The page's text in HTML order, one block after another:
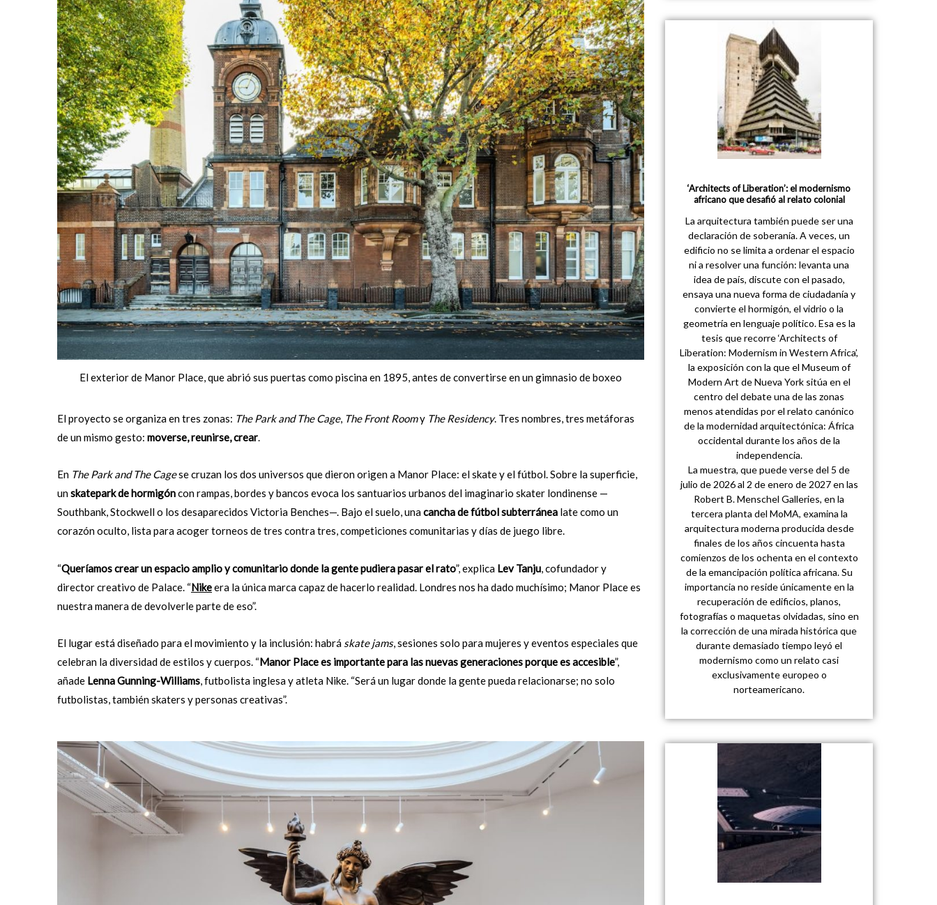
El exterior de Manor Place, que abrió sus puertas como piscina en 1895, antes de convertirse en un gimnasio de boxeo
El proyecto se organiza en tres zonas: The Park and The Cage, The Front Roomy The Residency. Tres nombres, tres metáforas
de un mismo gesto: moverse, reunirse, crear.
En The Park and The Cagese cruzan los dos universos que dieron origen a Manor Place: el skate y el fútbol. Sobre la superficie,
unskatepark de hormigóncon rampas, bordes y bancos evoca los santuarios urbanos del imaginario skater londinense —
Southbank, Stockwell o los desaparecidos Victoria Benches—. Bajo el suelo, unacancha de fútbol subterránea late como un
corazón oculto, lista para acoger torneos de tres contra tres, competiciones comunitarias y días de juego libre.
“Queríamos crear un espacio amplio y comunitario donde la gente pudiera pasar el rato”, explica Lev Tanju, cofundador y
director creativo de Palace. “Nikeera la única marca capaz de hacerlo realidad. Londres nos ha dado muchísimo; Manor Place es
nuestra manera de devolverle parte de eso”.
El lugar está diseñado para el movimiento y la inclusión: habrá skate jams, sesiones solo para mujeres y eventos especiales que
celebran la diversidad de estilos y cuerpos. “Manor Place es importante para las nuevas generaciones porque es accesible”,
añade Lenna Gunning-Williams, futbolista inglesa y atleta Nike. “Será un lugar donde la gente pueda relacionarse; no solo
futbolistas, también skaters y personas creativas”.
‘Architects of Liberation’: el modernismo
africano que desafió al relato colonial
La arquitectura también puede ser una
declaración de soberanía. A veces, un
edificio no se limita a ordenar el espacio
ni a resolver una función: levanta una
idea de país, discute con el pasado,
ensaya una nueva forma de ciudadanía y
convierte el hormigón, el vidrio o la
geometría en lenguaje político. Esa es la
tesis que recorre ‘Architects of
Liberation: Modernism in Western Africa’,
la exposición con la que el Museum of
Modern Art de Nueva York sitúa en el
centro del debate una de las zonas
menos atendidas por el relato canónico
de la modernidad arquitectónica: África
occidental durante los años de la
independencia.
La muestra, que puede verse del 5 de
julio de 2026 al 2 de enero de 2027 en las
Robert B. Menschel Galleries, en la
tercera planta del MoMA, examina la
arquitectura moderna producida desde
finales de los años cincuenta hasta
comienzos de los ochenta en el contexto
de la emancipación política africana. Su
importancia no reside únicamente en la
recuperación de edificios, planos,
fotografías o maquetas olvidadas, sino en
la corrección de una mirada histórica que
durante demasiado tiempo leyó el
modernismo como un relato casi
exclusivamente europeo o
norteamericano.